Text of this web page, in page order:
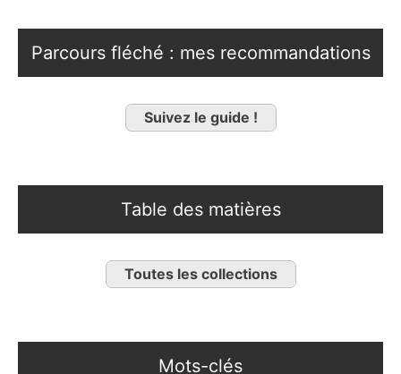
Parcours fléché : mes recommandations
Suivez le guide !
Table des matières
Toutes les collections
Mots-clés